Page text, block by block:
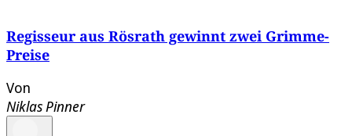
Regisseur aus Rösrath gewinnt zwei Grimme-
Preise
Von
Niklas Pinner